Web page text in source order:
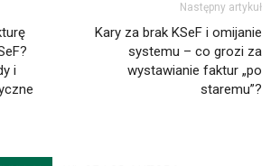
i
Następny artykuł
Kary za brak KSeF i omijanie
systemu – co grozi za
wystawianie faktur „po
staremu”?